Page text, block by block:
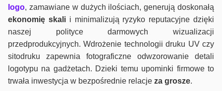
logo, zamawiane w dużych ilościach, generują doskonałą
ekonomię skalii minimalizują ryzyko reputacyjne dzięki
naszej polityce darmowych wizualizacji
przedprodukcyjnych. Wdrożenie technologii druku UV czy
sitodruku zapewnia fotograficzne odwzorowanie detali
logotypu na gadżetach. Dzieki temu upominki firmowe to
trwała inwestycja w bezpośrednie relacje za grosze.